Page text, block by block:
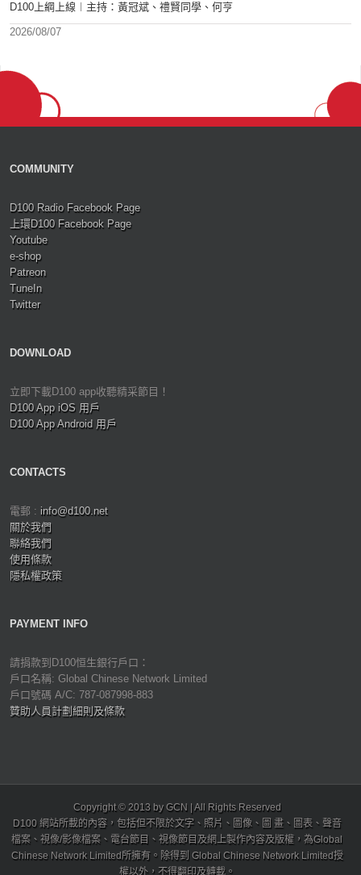
D100上綱上線︱主持：黃冠斌、禮賢同學、何亨
2026/08/07
COMMUNITY
D100 Radio Facebook Page
上環D100 Facebook Page
Youtube
e-shop
Patreon
TuneIn
Twitter
DOWNLOAD
立即下載D100 app收聽精采節目！
D100 App iOS 用戶
D100 App Android 用戶
CONTACTS
電郵 : info@d100.net
關於我們
聯絡我們
使用條款
隱私權政策
PAYMENT INFO
請捐款到D100恒生銀行戶口：
戶口名稱: Global Chinese Network Limited
戶口號碼 A/C: 787-087998-883
贊助人員計劃細則及條款
Copyright © 2013 by GCN | All Rights Reserved
D100 網站所載的內容，包括但不限於文字、照片、圖像、圖 畫、圖表、聲音
檔案、視像/影像檔案、電台節目、視像節目及網上製作內容及版權，為Global
Chinese Network Limited所擁有。除得到 Global Chinese Network Limited授
權以外，不得翻印及轉載。